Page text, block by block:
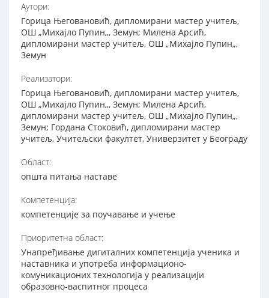
Аутори:
Горица Његовановић, дипломирани мастер учитељ,
ОШ „Михајло Пупин„, Земун; Милена Арсић,
дипломирани мастер учитељ, ОШ „Михајло Пупин„,
Земун
Реализатори:
Горица Његовановић, дипломирани мастер учитељ,
ОШ „Михајло Пупин„, Земун; Милена Арсић,
дипломирани мастер учитељ, ОШ „Михајло Пупин„,
Земун; Гордана Стоковић, дипломирани мастер
учитељ, Учитељски факултет, Универзитет у Београду
Област:
општа питања наставе
Компетенција:
компетенције за поучавање и учење
Приоритетна област:
Унапређивање дигиталних компетенција ученика и
наставника и употреба информационо-
комуникационих технологија у реализацији
образовно-васпитног процеса